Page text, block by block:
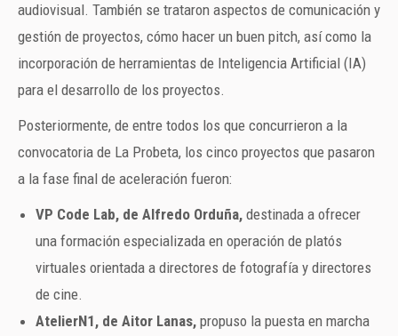
audiovisual. También se trataron aspectos de comunicación y
gestión de proyectos, cómo hacer un buen pitch, así como la
incorporación de herramientas de Inteligencia Artificial (IA)
para el desarrollo de los proyectos.
Posteriormente, de entre todos los que concurrieron a la
convocatoria de La Probeta, los cinco proyectos que pasaron
a la fase final de aceleración fueron:
VP Code Lab, de Alfredo Orduña, destinada a ofrecer
una formación especializada en operación de platós
virtuales orientada a directores de fotografía y directores
de cine.
AtelierN1, de Aitor Lanas, propuso la puesta en marcha